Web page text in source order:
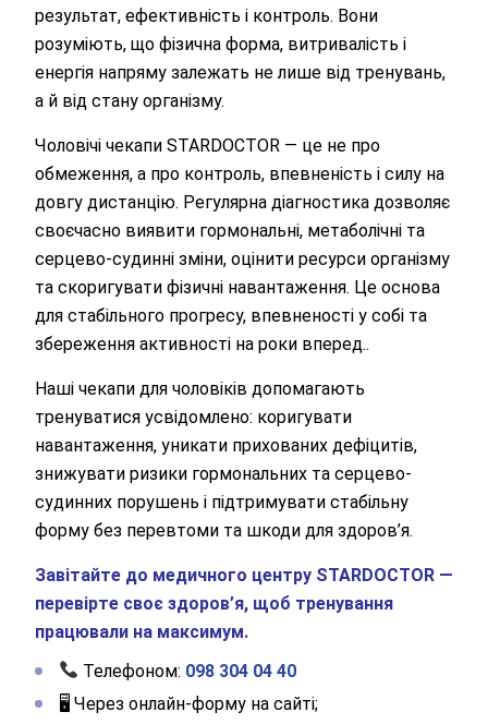
результат, ефективність і контроль. Вони
розуміють, що фізична форма, витривалість і
енергія напряму залежать не лише від тренувань,
а й від стану організму.
Чоловічі чекапи STARDOCTOR — це не про
обмеження, а про контроль, впевненість і силу на
довгу дистанцію. Регулярна діагностика дозволяє
своєчасно виявити гормональні, метаболічні та
серцево-судинні зміни, оцінити ресурси організму
та скоригувати фізичні навантаження. Це основа
для стабільного прогресу, впевненості у собі та
збереження активності на роки вперед..
Наші чекапи для чоловіків допомагають
тренуватися усвідомлено: коригувати
навантаження, уникати прихованих дефіцитів,
знижувати ризики гормональних та серцево-
судинних порушень і підтримувати стабільну
форму без перевтоми та шкоди для здоров’я.
Завітайте до медичного центру STARDOCTOR —
перевірте своє здоров’я, щоб тренування
працювали на максимум.
Телефоном: 098 304 04 40
🖥 Через онлайн-форму на сайті;